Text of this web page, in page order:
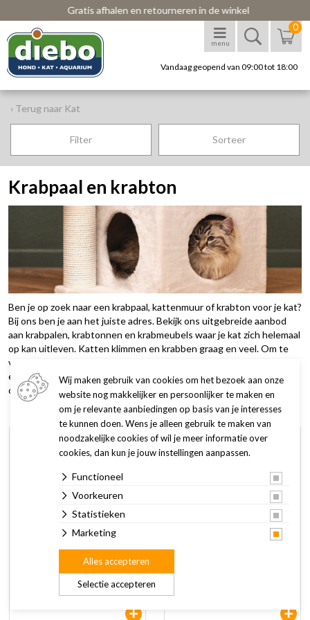
Gratis afhalen en retourneren in de winkel
menu
0
Vandaag geopend van 09:00 tot 18:00
‹ Terug naar Kat
Filter Sorteer
Krabpaal en krabton
Ben je op zoek naar een krabpaal, kattenmuur of krabton voor je kat?
Bij ons ben je aan het juiste adres. Bekijk ons uitgebreide aanbod
aan krabpalen, krabtonnen en krabmeubels waar je kat zich helemaal
op kan uitleven. Katten klimmen en krabben graag en veel. Om te
voorkomen dat je kat zijn nagels in jouw meubels zet, kies je voor
een krabpaal of krabmeubel. Hogere krabpalen en -meubels zijn
daarnaast ook een uitstekend speeltoestel voor jouw huistijger.
Petrebels krabmeubel
Kings & Queens Charlotte
134 grey
179,00 149,00
Wij maken gebruik van cookies om het bezoek aan onze
website nog makkelijker en persoonlijker te maken en
om je relevante aanbiedingen op basis van je interesses
te kunnen doen. Wens je alleen gebruik te maken van
noodzakelijke cookies of wil je meer informatie over
cookies, dan kun je jouw instellingen aanpassen.
Functioneel
Voorkeuren
Statistieken
Marketing
Selectie accepteren
Alles accepteren